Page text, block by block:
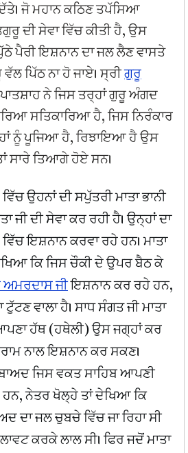
ਜੋ ਮਹਾਨ ਕਠਿਣ ਤਪੱਸਿਆ
ਦੀ ਸੇਵਾ ਵਿੱਚ ਕੀਤੀ ਹੈ, ਉਸ
ਪੈਰੀ ਇਸ਼ਨਾਨ ਦਾ ਜਲ ਲੈਣ ਵਾਸਤੇ
ਵੱਲ ਪਿੱਠ ਨਾ ਹੋ ਜਾਏ। ਸ੍ਰੀਗੁਰੂ
ਨੇ ਜਿਸ ਤਰ੍ਹਾਂ ਗੁਰੂ ਅੰਗਦ
ਸਤਿਕਾਰਿਆ ਹੈ, ਜਿਸ ਨਿਰੰਕਾਰ
ਨੂੰ ਪੂਜਿਆ ਹੈ, ਰਿਝਾਇਆ ਹੈ ਉਸ
ਸਾਰੇ ਤਿਆਗੇ ਹੋਏ ਸਨ।
ਉਹਨਾਂ ਦੀ ਸਪੁੱਤਰੀ ਮਾਤਾ ਭਾਨੀ
ਜੀ ਦੀ ਸੇਵਾ ਕਰ ਰਹੀ ਹੈ। ਉਨ੍ਹਾਂ ਦਾ
ਇਸ਼ਨਾਨ ਕਰਵਾ ਰਹੇ ਹਨ। ਮਾਤਾ
ਕਿ ਜਿਸ ਚੌਕੀ ਦੇ ਉਪਰ ਬੈਠ ਕੇ
ਅਮਰਦਾਸ ਜੀਇਸ਼ਨਾਨ ਕਰ ਰਹੇ ਹਨ,
ਵਾਲਾ ਹੈ। ਸਾਧ ਸੰਗਤ ਜੀ ਮਾਤਾ
ਹੱਥ (ਹਥੇਲੀ) ਉਸ ਜਗ੍ਹਾਂ ਕਰ
ਨਾਲ ਇਸ਼ਨਾਨ ਕਰ ਸਕਣ।
ਜਿਸ ਵਕਤ ਸਾਹਿਬ ਆਪਣੀ
ਨੇਤਰ ਖੋਲ੍ਹੇ ਤਾਂ ਦੇਖਿਆ ਕਿ
ਦਾ ਜਲ ਚੁਬਚੇ ਵਿੱਚ ਜਾ ਰਿਹਾ ਸੀ
ਕਰਕੇ ਲਾਲ ਸੀ। ਫਿਰ ਜਦੋਂ ਮਾਤਾ